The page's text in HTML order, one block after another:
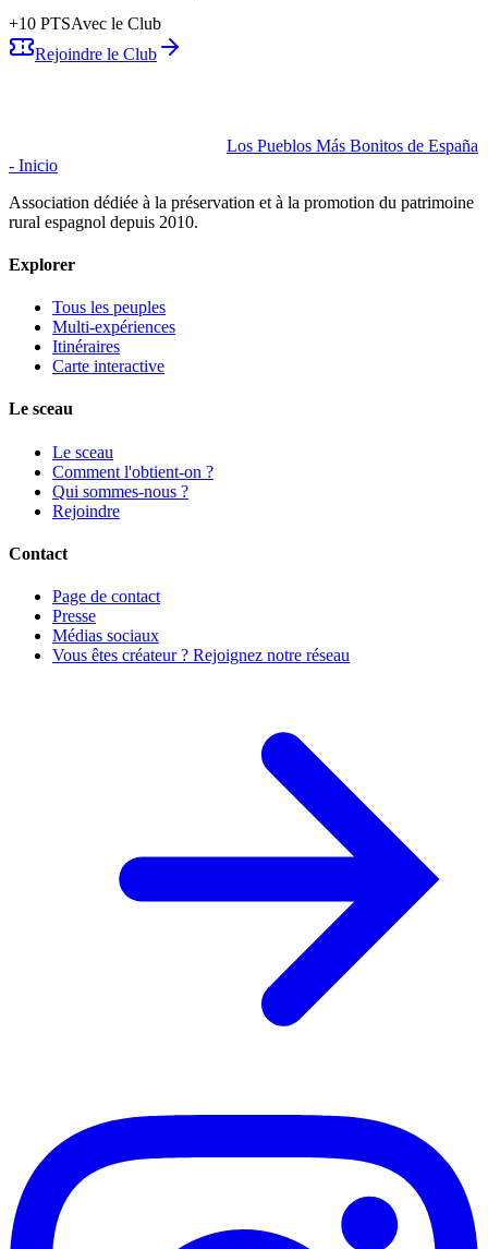
+10 PTSAvec le Club
Rejoindre le Club
Los Pueblos Más Bonitos de España
- Inicio
Association dédiée à la préservation et à la promotion du patrimoine
rural espagnol depuis 2010.
Explorer
Tous les peuples
Multi-expériences
Itinéraires
Carte interactive
Le sceau
Le sceau
Comment l'obtient-on ?
Qui sommes-nous ?
Rejoindre
Contact
Page de contact
Presse
Médias sociaux
Vous êtes créateur ? Rejoignez notre réseau